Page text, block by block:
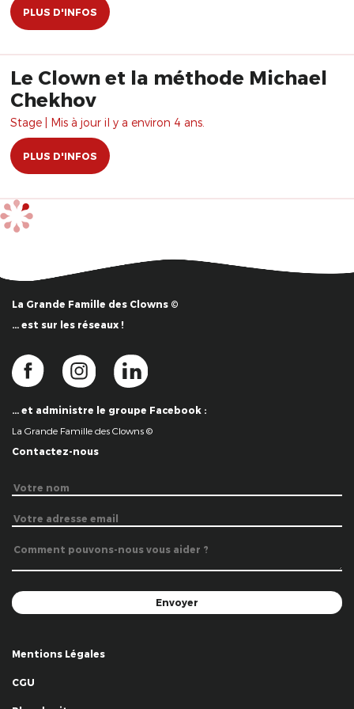
PLUS D'INFOS
Le Clown et la méthode Michael
Chekhov
Stage | Mis à jour il y a environ 4 ans.
PLUS D'INFOS
La Grande Famille des Clowns ©
… est sur les réseaux !
… et administre le groupe Facebook :
La Grande Famille des Clowns ©
Contactez-nous
Mentions Légales
CGU